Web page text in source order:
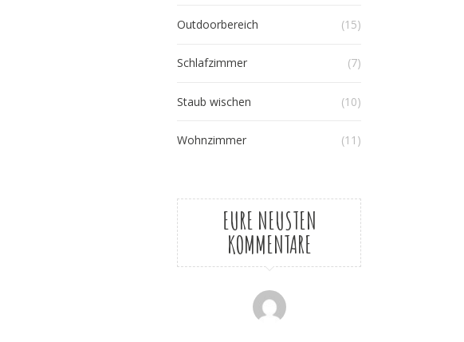
Outdoorbereich (15)
Schlafzimmer (7)
Staub wischen (10)
Wohnzimmer (11)
EURE NEUSTEN
KOMMENTARE